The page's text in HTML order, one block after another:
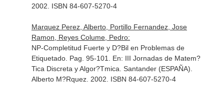
2002. ISBN 84-607-5270-4
Marquez Perez, Alberto, Portillo Fernandez, Jose
Ramon, Reyes Colume, Pedro:
NP-Completitud Fuerte y D?Bil en Problemas de
Etiquetado. Pag. 95-101. En: III Jornadas de Matem?
Tica Discreta y Algor?Tmica . Santander (ESPAÑA).
Alberto M?Rquez. 2002. ISBN 84-607-5270-4